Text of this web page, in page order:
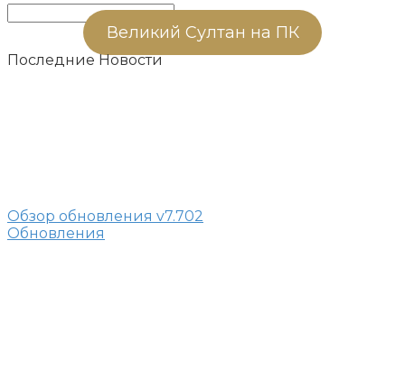
Великий Султан на ПК
Последние Новости
Обзор обновления v7.702
Обновления